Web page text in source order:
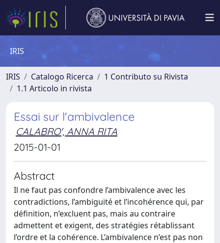
IRIS
IRIS Catalogo Ricerca
1 Contributo su Rivista
1.1 Articolo in rivista
Essai sur l'ambivalence
CALABRO', ANNA RITA
2015-01-01
Abstract
Il ne faut pas confondre l’ambivalence avec les
contradictions, l’ambiguïté et l’incohérence qui, par
définition, n’excluent pas, mais au contraire
admettent et exigent, des stratégies rétablissant
l’ordre et la cohérence. L’ambivalence n’est pas non